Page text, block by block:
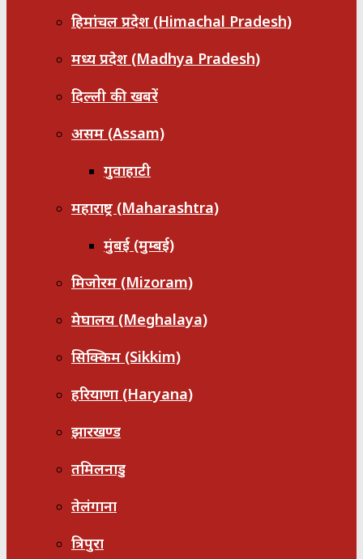
हिमांचल प्रदेश (Himachal Pradesh)
मध्य प्रदेश (Madhya Pradesh)
दिल्ली की खबरें
असम (Assam)
गुवाहाटी
महाराष्ट्र (Maharashtra)
मुंबई (मुम्बई)
मिजोरम (Mizoram)
मेघालय (Meghalaya)
सिक्किम (Sikkim)
हरियाणा (Haryana)
झारखण्ड
तमिलनाडु
तेलंगाना
त्रिपुरा